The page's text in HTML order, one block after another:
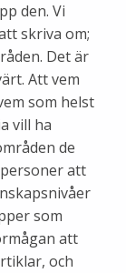
den. Vi
skriva om;
Det är
Att vem
som helst
vill ha
de
att
som
att
och